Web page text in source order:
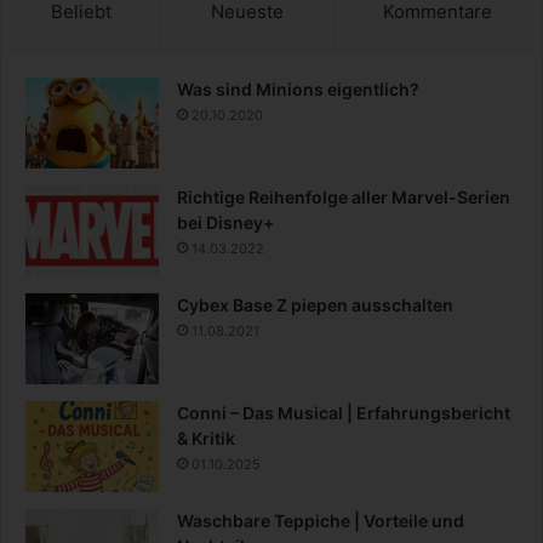
Beliebt Neueste Kommentare
Was sind Minions eigentlich?
20.10.2020
Richtige Reihenfolge aller Marvel-Serien
bei Disney+
14.03.2022
Cybex Base Z piepen ausschalten
11.08.2021
Conni – Das Musical | Erfahrungsbericht
& Kritik
01.10.2025
Waschbare Teppiche | Vorteile und